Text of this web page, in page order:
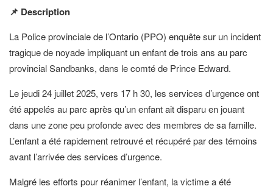
📌 Description
La Police provinciale de l’Ontario (PPO) enquête sur un incident
tragique de noyade impliquant un enfant de trois ans au parc
provincial Sandbanks, dans le comté de Prince Edward.
Le jeudi 24 juillet 2025, vers 17 h 30, les services d’urgence ont
été appelés au parc après qu’un enfant ait disparu en jouant
dans une zone peu profonde avec des membres de sa famille.
L’enfant a été rapidement retrouvé et récupéré par des témoins
avant l’arrivée des services d’urgence.
Malgré les efforts pour réanimer l’enfant, la victime a été